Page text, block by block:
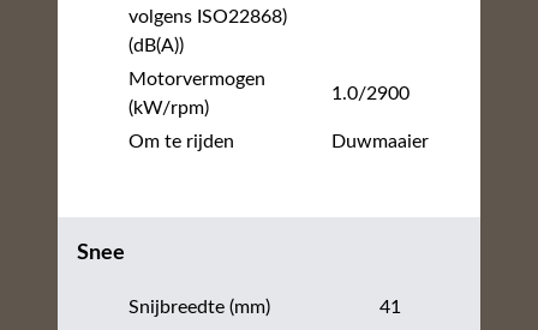
volgens ISO22868)
(dB(A))
Motorvermogen
(kW/rpm)
1.0/2900
Om te rijden Duwmaaier
Snee
Snijbreedte (mm)
41